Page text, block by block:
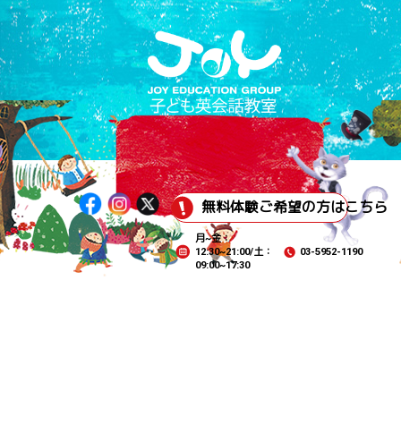
無料体験ご希望の方はこちら
月~金：
12:30~21:00/土：
09:00~17:30
03-5952-1190